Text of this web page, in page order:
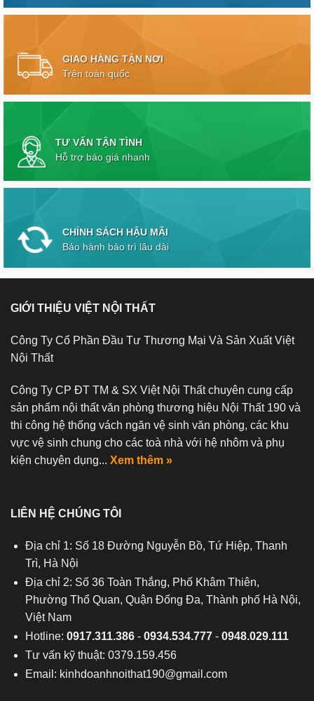
GIAO HÀNG TẬN NƠI
Trên toàn quốc
TƯ VẤN TẬN TÌNH
Hỗ trợ báo giá nhanh
CHÍNH SÁCH HẬU MÃI
Bảo hành bảo trì lâu dài
GIỚI THIỆU VIỆT NỘI THẤT
Công Ty Cổ Phần Đầu Tư Thương Mại Và Sản Xuất Việt
Nội Thất
Công Ty CP ĐT TM & SX Việt Nội Thất chuyên cung cấp
sản phẩm nội thất văn phòng thương hiệu Nội Thất 190 và
thi công hệ thống vách ngăn vệ sinh văn phòng, các khu
vực vệ sinh chung cho các toà nhà với hệ nhôm và phụ
kiện chuyên dụng... Xem thêm »
LIÊN HỆ CHÚNG TÔI
Địa chỉ 1: Số 18 Đường Nguyễn Bồ, Tứ Hiệp, Thanh
Trì, Hà Nội
Địa chỉ 2: Số 36 Toàn Thắng, Phố Khâm Thiên,
Phường Thổ Quan, Quận Đống Đa, Thành phố Hà Nội,
Việt Nam
Hotline: 0917.311.386- 0934.534.777- 0948.029.111
Tư vấn kỹ thuật: 0379.159.456
Email: kinhdoanhnoithat190@gmail.com